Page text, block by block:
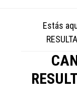
Estás